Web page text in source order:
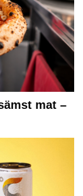
mat –